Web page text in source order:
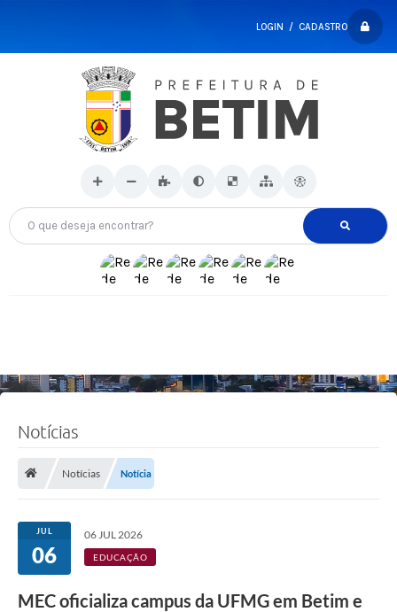
LOGIN / CADASTRO
O que deseja encontrar?
Notícias
Notícias Notícia
JUL
06
06 JUL 2026
EDUCAÇÃO
MEC oficializa campus da UFMG em Betim e